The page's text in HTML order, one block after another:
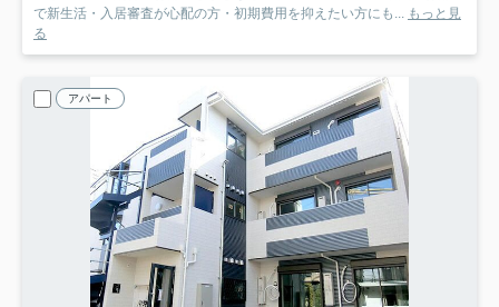
で新生活・入居審査が心配の方・初期費用を抑えたい方にも... もっと見
る
アパート